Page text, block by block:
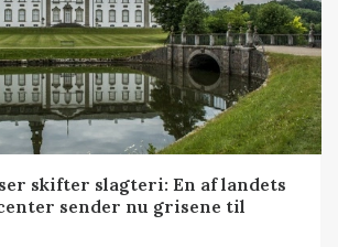
skifter slagteri: En af landets
sender nu grisene til